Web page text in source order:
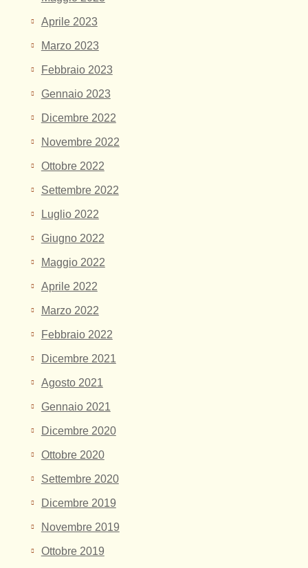
Aprile 2023
Marzo 2023
Febbraio 2023
Gennaio 2023
Dicembre 2022
Novembre 2022
Ottobre 2022
Settembre 2022
Luglio 2022
Giugno 2022
Maggio 2022
Aprile 2022
Marzo 2022
Febbraio 2022
Dicembre 2021
Agosto 2021
Gennaio 2021
Dicembre 2020
Ottobre 2020
Settembre 2020
Dicembre 2019
Novembre 2019
Ottobre 2019